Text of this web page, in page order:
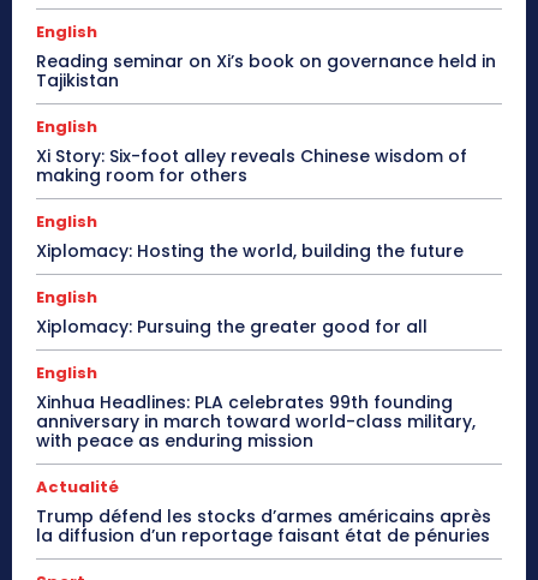
English
Reading seminar on Xi’s book on governance held in
Tajikistan
English
Xi Story: Six-foot alley reveals Chinese wisdom of
making room for others
English
Xiplomacy: Hosting the world, building the future
English
Xiplomacy: Pursuing the greater good for all
English
Xinhua Headlines: PLA celebrates 99th founding
anniversary in march toward world-class military,
with peace as enduring mission
Actualité
Trump défend les stocks d’armes américains après
la diffusion d’un reportage faisant état de pénuries